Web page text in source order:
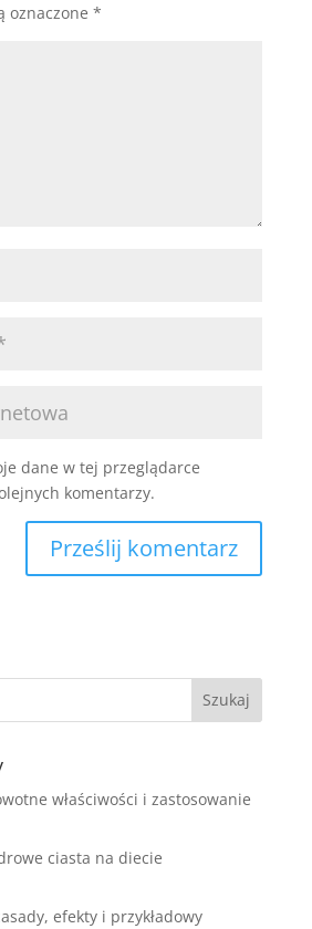
oznaczone *
dane w tej przeglądarce
komentarzy.
właściwości i zastosowanie
ciasta na diecie
efekty i przykładowy